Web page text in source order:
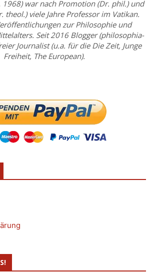
1968) war nach Promotion (Dr. phil.) und
theol.) viele Jahre Professor im Vatikan.
zur Philosophie und
Seit 2016 Blogger (philosophia-
Journalist (u.a. für die Die Zeit, Junge
Freiheit, The European).